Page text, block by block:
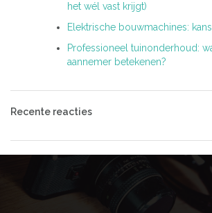
het wél vast krijgt)
Elektrische bouwmachines:
Professioneel tuinonderhoud:
aannemer betekenen?
Recente reacties